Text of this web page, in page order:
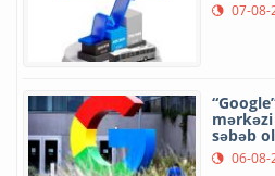
07-08-
səbəb
06-08-